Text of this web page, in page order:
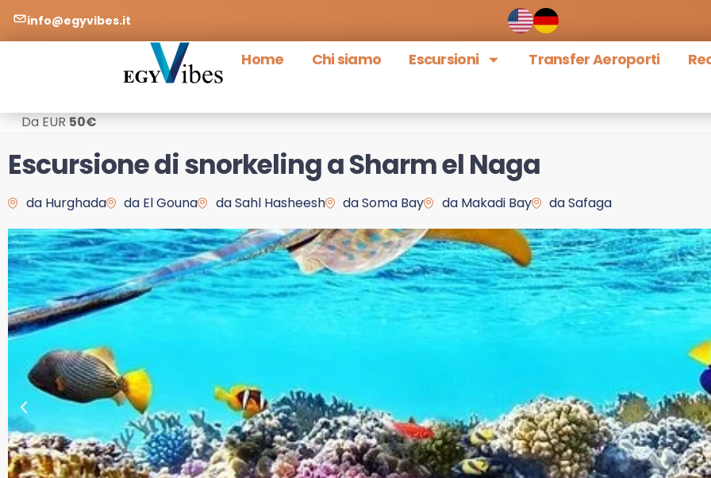
info@egyvibes.it
Home Chi siamo Escursioni Transfer Aeroporti
Da EUR 50€
Escursione di snorkeling a Sharm el Naga
da Hurghada da El Gouna da Sahl Hasheesh da Soma Bay da Makadi Bay da Safaga